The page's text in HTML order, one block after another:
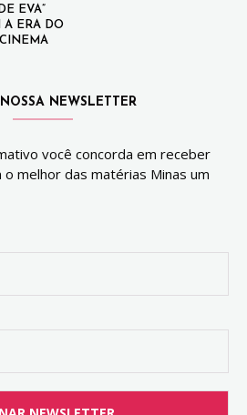
EVA”
A ERA DO
NEWSLETTER
você concorda em receber
melhor das matérias Minas um